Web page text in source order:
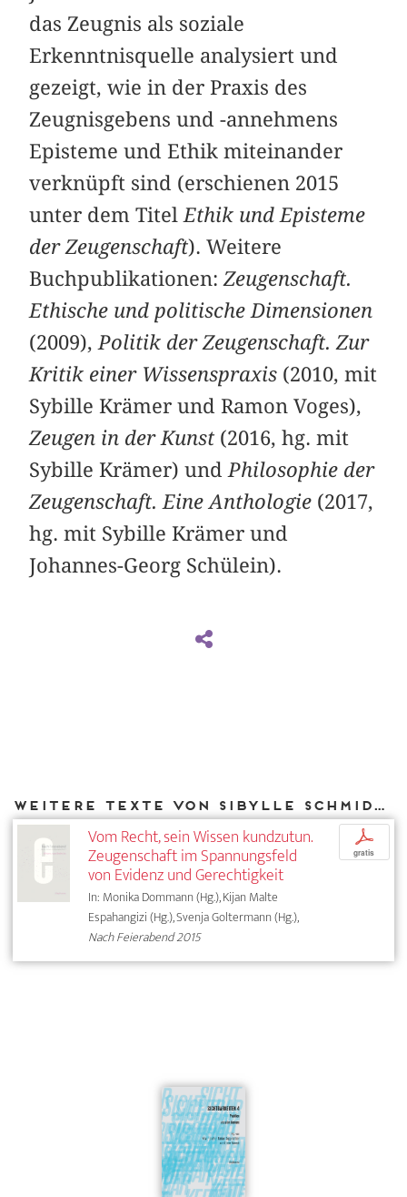
das Zeugnis als soziale
Erkenntnisquelle analysiert und
gezeigt, wie in der Praxis des
Zeugnisgebens und -annehmens
Episteme und Ethik miteinander
verknüpft sind (erschienen 2015
unter dem Titel Ethik und Episteme
der Zeugenschaft). Weitere
Buchpublikationen:Zeugenschaft.
Ethische und politische Dimensionen
(2009), Politik der Zeugenschaft. Zur
Kritik einer Wissenspraxis (2010, mit
Sybille Krämer und Ramon Voges),
Zeugen in der Kunst (2016, hg. mit
Sybille Krämer) und Philosophie der
Zeugenschaft. Eine Anthologie (2017,
hg. mit Sybille Krämer und
Johannes-Georg Schülein).
Weitere Texte von Sibylle Schmidt bei DIAPHANES
Vom Recht, sein Wissen kundzutun.
Zeugenschaft im Spannungsfeld
von Evidenz und Gerechtigkeit
In: Monika Dommann (Hg.), Kijan Malte
Espahangizi (Hg.), Svenja Goltermann (Hg.),
Nach Feierabend 2015
p
gratis